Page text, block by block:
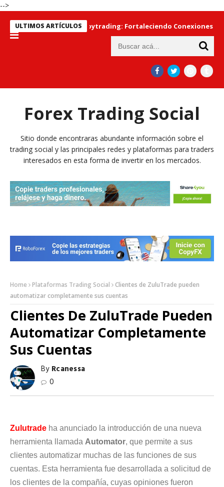
-->
ULTIMOS ARTÍCULOS
en torno al Copytrading: Fortaleciendo Conexiones y
Forex Trading Social
Sitio donde encontraras abundante información sobre el
trading social y las principales redes y plataformas para traders
interesados en esta forma de invertir en los mercados.
Home Plataformas Trading Social
Clientes de ZuluTrade pueden
automatizar completamente sus cuentas
Clientes De ZuluTrade Pueden
Automatizar Completamente
Sus Cuentas
By Rcanessa
0
Zulutrade ha anunciado la introducción de una nueva
herramienta llamada Automator, que permite a sus
clientes automatizar muchas de las funciones de sus
cuentas. Esta herramienta fue desarrollada a solicitud de
los clientes de la compañía, cuyas opiniones fueron